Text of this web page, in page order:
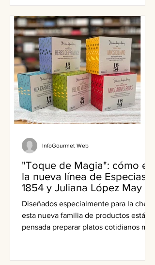
"Toque de Magia": cómo es
la nueva línea de Especias
1854 y Juliana López May
Diseñados especialmente para la chef,
esta nueva familia de productos está
pensada preparar platos cotidianos más
InfoGourmet Web